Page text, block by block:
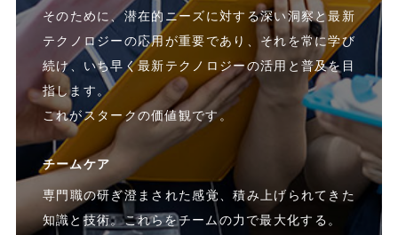
そのために、潜在的ニーズに対する深い洞察と最新
テクノロジーの応用が重要であり、それを常に学び
続け、いち早く最新テクノロジーの活用と普及を目
指します。
これがスタークの価値観です。
チームケア
専門職の研ぎ澄まされた感覚、積み上げられてきた
知識と技術。これらをチームの力で最大化する。